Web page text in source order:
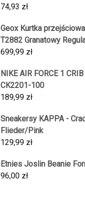
74,93 zł
Geox Kurtka
T2882 Granatowy
699,99 zł
NIKE AIR FORCE 1
CK2201-100
189,99 zł
Sneakersy KAPPA -
Flieder/Pink
129,99 zł
Etnies Joslin Beanie
96,00 zł